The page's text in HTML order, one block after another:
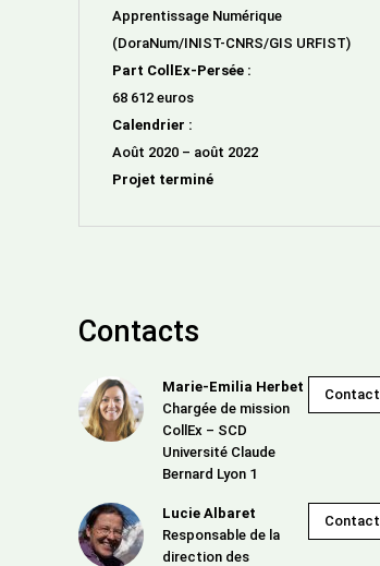
Apprentissage Numérique
(DoraNum/INIST-CNRS/GIS URFIST)
Part CollEx-Persée :
68 612 euros
Calendrier :
Août 2020 – août 2022
Projet terminé
Contacts
Marie-Emilia Herbet
Chargée de mission
CollEx – SCD
Université Claude
Bernard Lyon 1
Contact
Lucie Albaret
Responsable de la
direction des
Contact